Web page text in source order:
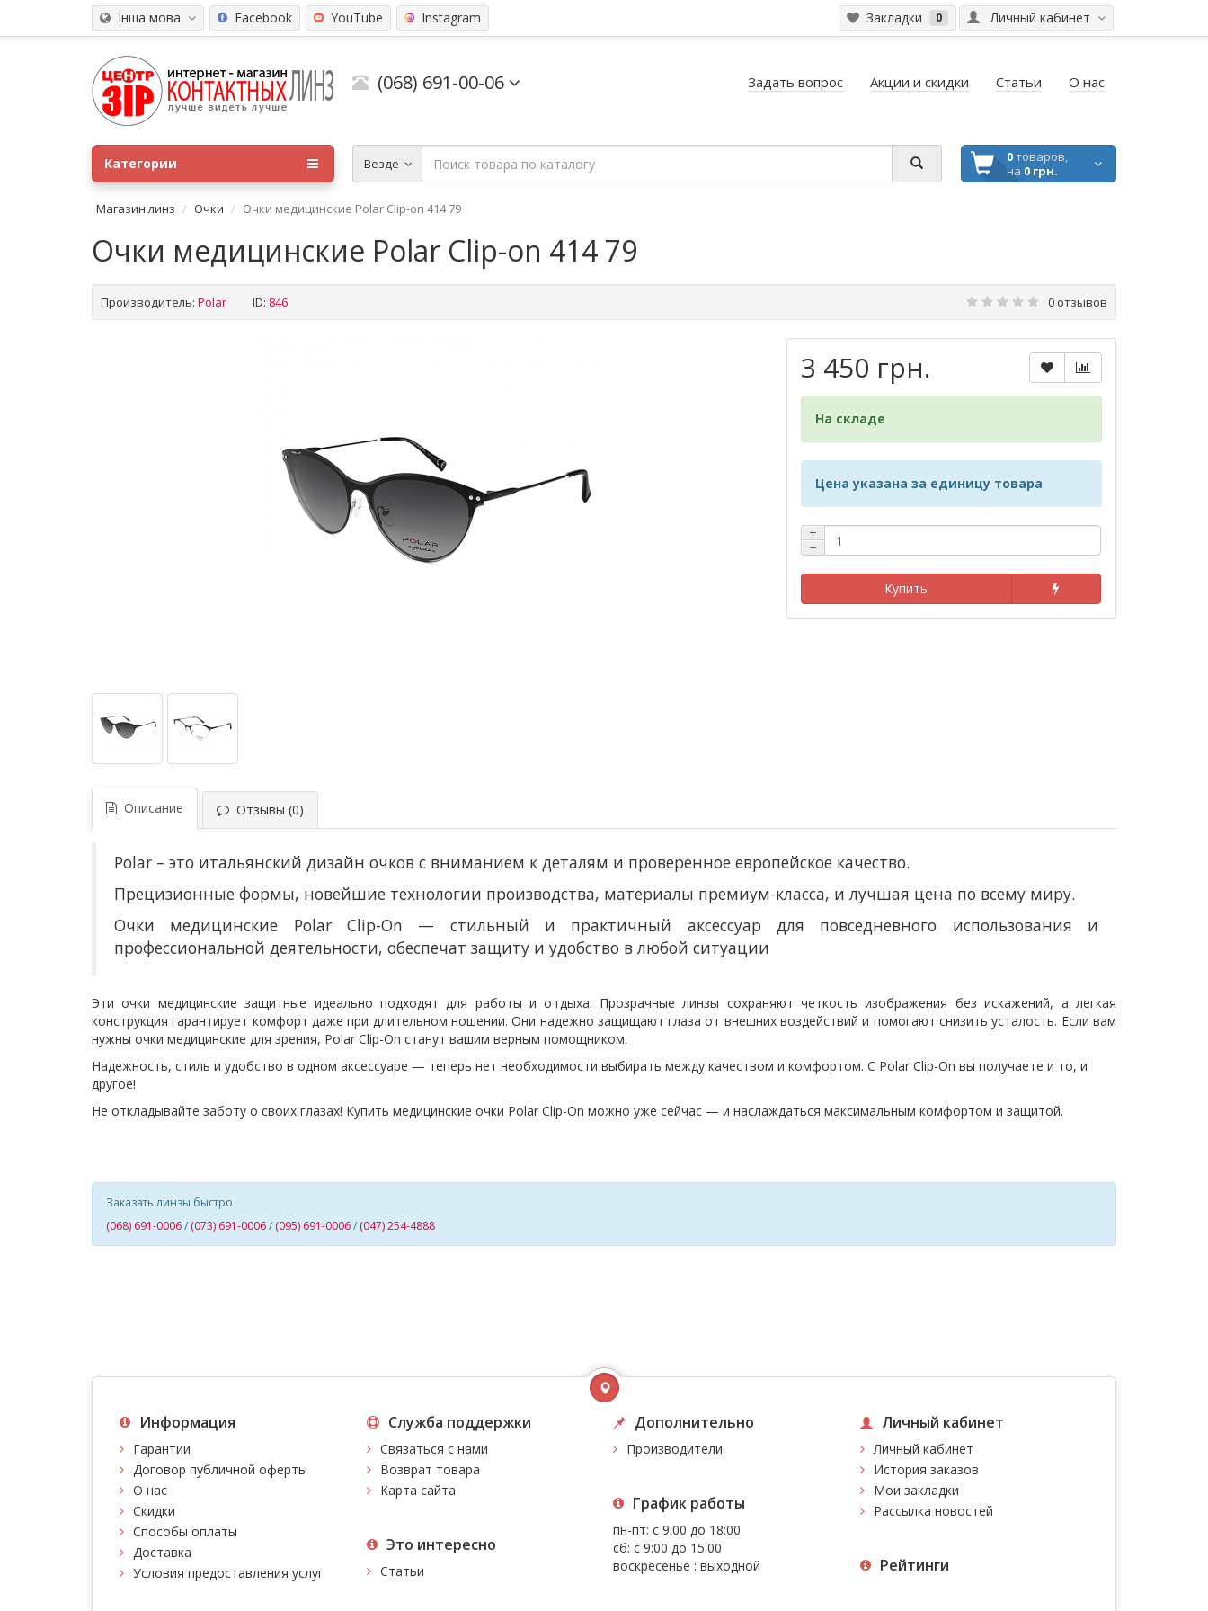
Інша мова Личный кабинет
Закладки 0
Facebook YouTube Instagram
(068) 691-00-06 Задать вопрос Акции и скидки Статьи О нас
Везде 0товаров,
на 0 грн.
Категории
Магазин линз Очки Очки медицинские Polar Clip-on 414 79
Очки медицинские Polar Clip-on 414 79
Производитель: Polar ID: 846 0 отзывов
3 450 грн.
На складе
Цена указана за единицу товара
+
−
Купить
Описание Отзывы (0)
Polar – это итальянский дизайн очков с вниманием к деталям и проверенное европейское качество.
Прецизионные формы, новейшие технологии производства, материалы премиум-класса, и лучшая цена по всему миру.
Очки медицинские Polar Clip-On — стильный и практичный аксессуар для повседневного использования и
профессиональной деятельности, обеспечат защиту и удобство в любой ситуации
Эти очки медицинские защитные идеально подходят для работы и отдыха. Прозрачные линзы сохраняют четкость изображения без искажений, а легкая
конструкция гарантирует комфорт даже при длительном ношении. Они надежно защищают глаза от внешних воздействий и помогают снизить усталость. Если вам
нужны очки медицинские для зрения, Polar Clip-On станут вашим верным помощником.
Надежность, стиль и удобство в одном аксессуаре — теперь нет необходимости выбирать между качеством и комфортом. С Polar Clip-On вы получаете и то, и
другое!
Не откладывайте заботу о своих глазах! Купить медицинские очки Polar Clip-On можно уже сейчас — и наслаждаться максимальным комфортом и защитой.
Заказать линзы быстро
(068) 691-0006/ (073) 691-0006/ (095) 691-0006/ (047) 254-4888
Информация
Гарантии
Договор публичной оферты
О нас
Скидки
Способы оплаты
Доставка
Условия предоставления услуг
Служба поддержки
Связаться с нами
Возврат товара
Карта сайта
Это интересно
Статьи
Дополнительно
Производители
График работы
пн-пт: с 9:00 до 18:00
сб: с 9:00 до 15:00
воскресенье : выходной
Личный кабинет
Личный кабинет
История заказов
Мои закладки
Рассылка новостей
Рейтинги